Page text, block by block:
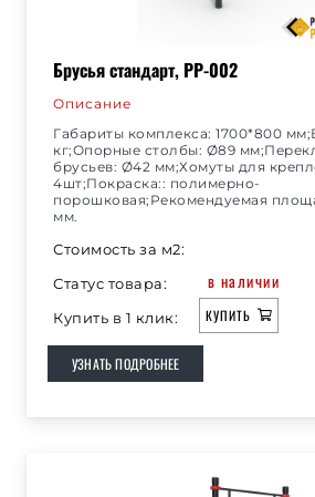
Брусья стандарт, РР-002
Описание
Габариты комплекса: 1700*800
кг;Опорные столбы: Ø89
брусьев: Ø42 мм;Хомуты для
4шт;Покраска:: полимерно-
порошковая;Рекомендуемая
мм.
Стоимость за м2:
Статус товара:
в наличии
Купить в 1 клик: КУПИТЬ
УЗНАТЬ ПОДРОБНЕЕ